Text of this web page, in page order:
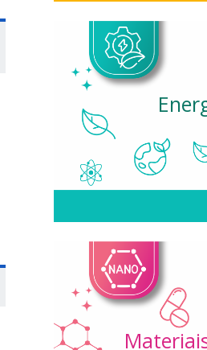
Preparação e
materiais
aplicação em
específica e geral.
micelares mistos
Síntese de
Monitoramento
Classificação de
de ambientes